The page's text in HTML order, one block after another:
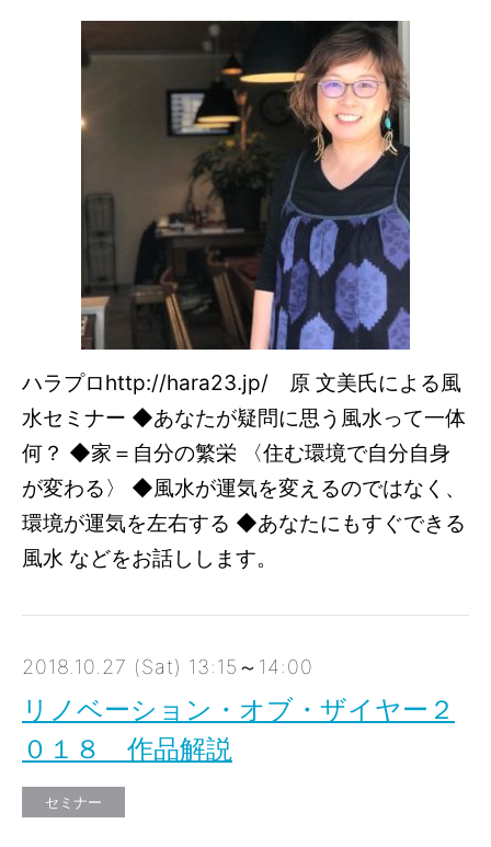
ハラプロhttp://hara23.jp/ 原 文美氏による風
水セミナー ◆あなたが疑問に思う風水って一体
何？ ◆家＝自分の繁栄 〈住む環境で自分自身
が変わる〉 ◆風水が運気を変えるのではなく、
環境が運気を左右する ◆あなたにもすぐできる
風水 などをお話しします。
2018.10.27 (Sat) 13:15～14:00
リノベーション・オブ・ザイヤー２
０１８ 作品解説
セミナー